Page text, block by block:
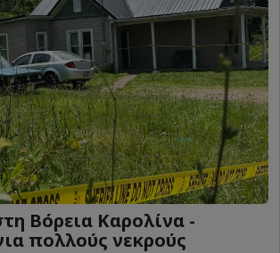
Βόρεια Καρολίνα -
πολλούς νεκρούς